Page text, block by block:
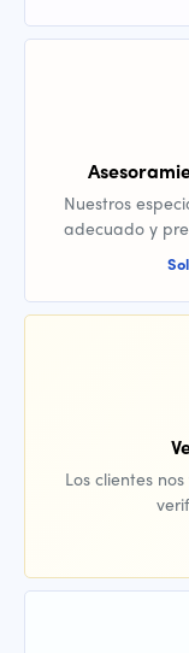
Nuestros
adecuado y
Los clientes